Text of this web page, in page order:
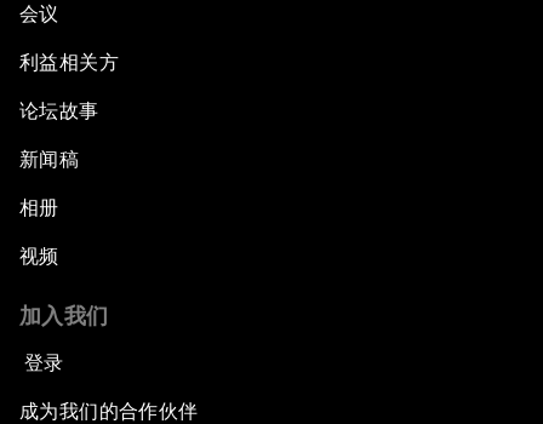
会议
利益相关方
论坛故事
新闻稿
相册
视频
加入我们
登录
成为我们的合作伙伴